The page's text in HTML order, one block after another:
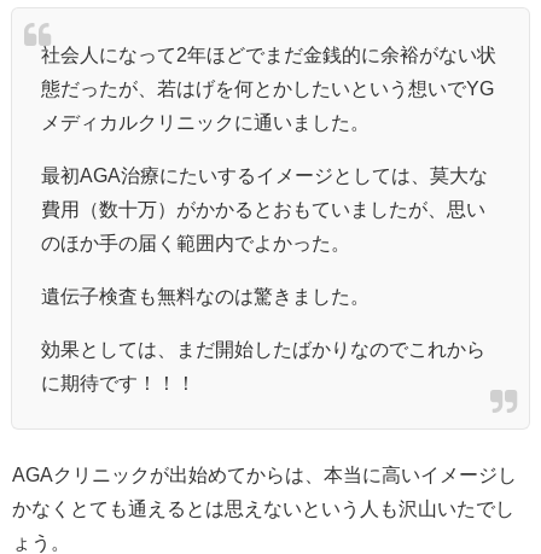
社会人になって2年ほどでまだ金銭的に余裕がない状
態だったが、若はげを何とかしたいという想いでYG
メディカルクリニックに通いました。
最初AGA治療にたいするイメージとしては、莫大な
費用（数十万）がかかるとおもていましたが、思い
のほか手の届く範囲内でよかった。
遺伝子検査も無料なのは驚きました。
効果としては、まだ開始したばかりなのでこれから
に期待です！！！
AGAクリニックが出始めてからは、本当に高いイメージし
かなくとても通えるとは思えないという人も沢山いたでし
ょう。